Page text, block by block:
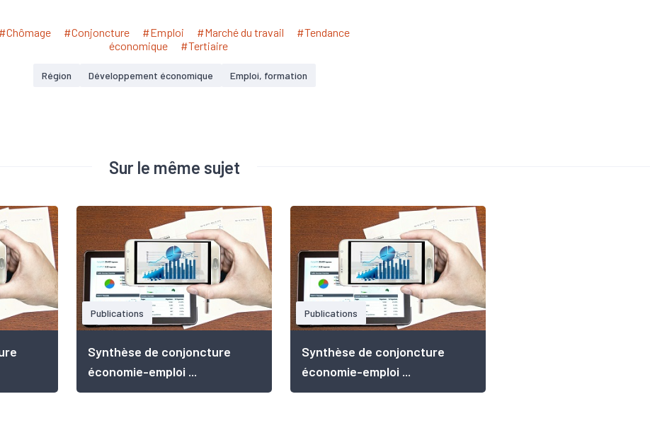
#Chômage #Conjoncture #Emploi #Marché du travail
#Tendance
économique
#Tertiaire
Région Développement économique Emploi, formation
Sur le même sujet
Publications
Synthèse de conjoncture
économie-emploi ...
Publications
Synthèse de conjoncture
économie-emploi ...